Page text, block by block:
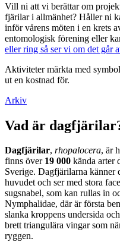
Vill ni att vi berättar om
fjärilar i allmänhet? Håller ni
inför vårens möten i en krets
entomologisk förening eller
eller ring så ser vi om det går
Aktiviteter märkta med
ut en kostnad för.
Arkiv
Vad är
Dagfjärilar, rhopalocera, är
finns över 19 000 kända arter
Sverige. Dagfjärilarna känner
huvudet och ser med stora
sugsnabel, som kan rullas in
Nymphalidae, där är första
slanka kroppens undersida
brett triangulära vingar som
ryggen.